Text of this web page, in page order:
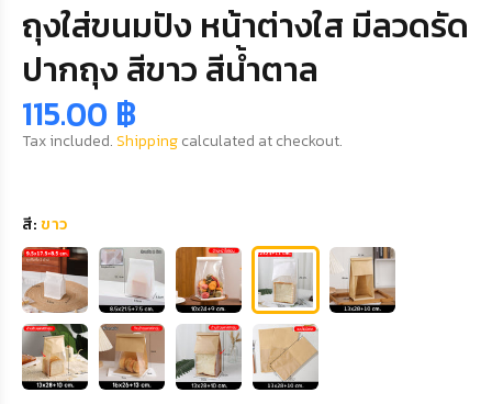
ถุงใส่ขนมปัง หน้าต่างใส มีลวดรัด
ปากถุง สีขาว สีน้ำตาล
115.00 ฿
Tax included.Shippingcalculated at checkout.
สี: ขาว